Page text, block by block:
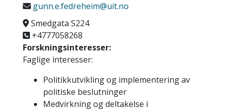
gunn.e.fedreheim@uit.no
Smedgata S224
+4777058268
Forskningsinteresser:
Faglige interesser:
Politikkutvikling og implementering av
politiske beslutninger
Medvirkning og deltakelse i